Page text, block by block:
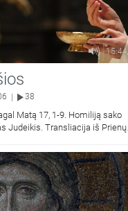
15:44
38
Matą 17, 1-9. Homiliją sako
Judeikis. Transliacija iš Prienų